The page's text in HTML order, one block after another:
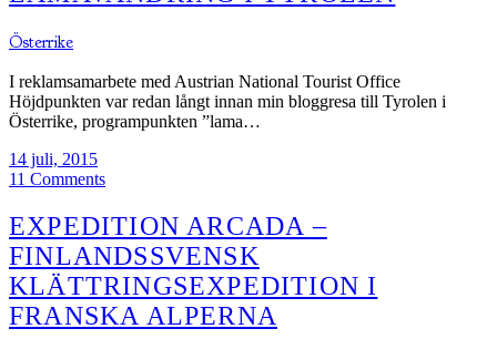
Österrike
I reklamsamarbete med Austrian National Tourist Office
Höjdpunkten var redan långt innan min bloggresa till Tyrolen i
Österrike, programpunkten ”lama…
14 juli, 2015
11 Comments
EXPEDITION ARCADA –
FINLANDSSVENSK
KLÄTTRINGSEXPEDITION I
FRANSKA ALPERNA